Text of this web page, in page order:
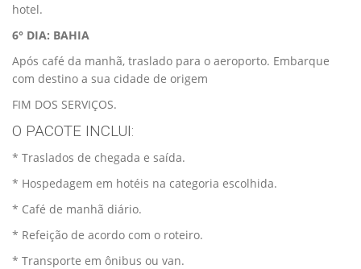
hotel.
6° DIA: BAHIA
Após café da manhã, traslado para o aeroporto. Embarque
com destino a sua cidade de origem
FIM DOS SERVIÇOS.
O PACOTE INCLUI:
* Traslados de chegada e saída.
* Hospedagem em hotéis na categoria escolhida.
* Café de manhã diário.
* Refeição de acordo com o roteiro.
* Transporte em ônibus ou van.